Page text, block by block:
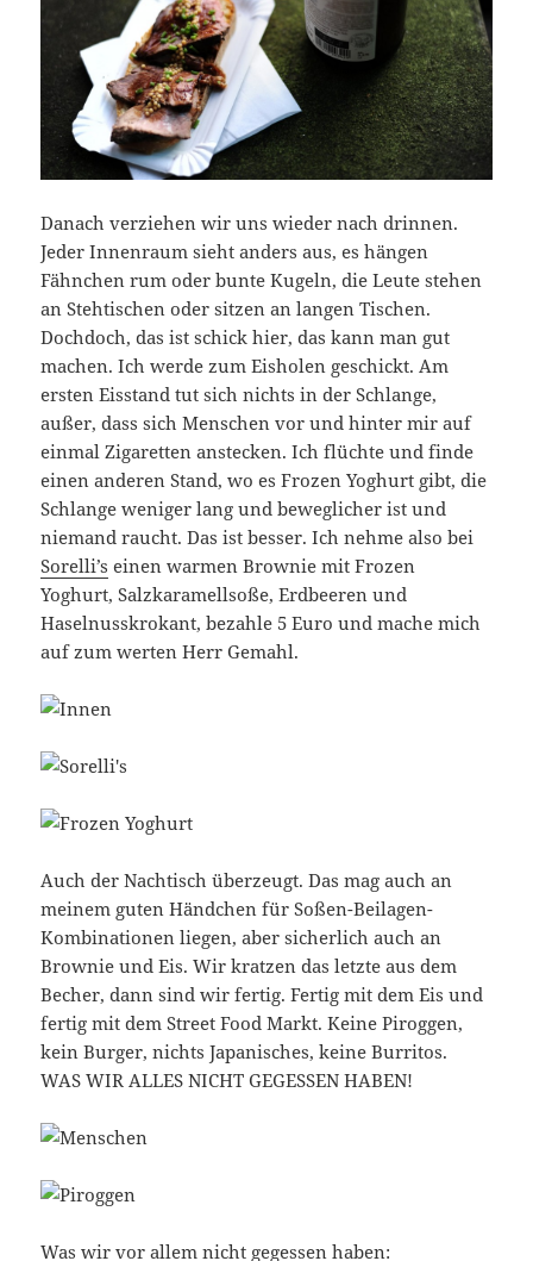
Danach verziehen wir uns wieder nach drinnen.
Jeder Innenraum sieht anders aus, es hängen
Fähnchen rum oder bunte Kugeln, die Leute stehen
an Stehtischen oder sitzen an langen Tischen.
Dochdoch, das ist schick hier, das kann man gut
machen. Ich werde zum Eisholen geschickt. Am
ersten Eisstand tut sich nichts in der Schlange,
außer, dass sich Menschen vor und hinter mir auf
einmal Zigaretten anstecken. Ich flüchte und finde
einen anderen Stand, wo es Frozen Yoghurt gibt, die
Schlange weniger lang und beweglicher ist und
niemand raucht. Das ist besser. Ich nehme also bei
Sorelli’s einen warmen Brownie mit Frozen
Yoghurt, Salzkaramellsoße, Erdbeeren und
Haselnusskrokant, bezahle 5 Euro und mache mich
auf zum werten Herr Gemahl.
Auch der Nachtisch überzeugt. Das mag auch an
meinem guten Händchen für Soßen-Beilagen-
Kombinationen liegen, aber sicherlich auch an
Brownie und Eis. Wir kratzen das letzte aus dem
Becher, dann sind wir fertig. Fertig mit dem Eis und
fertig mit dem Street Food Markt. Keine Piroggen,
kein Burger, nichts Japanisches, keine Burritos.
WAS WIR ALLES NICHT GEGESSEN HABEN!
Was wir vor allem nicht gegessen haben: